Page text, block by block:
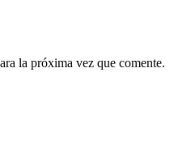
la próxima vez que comente.